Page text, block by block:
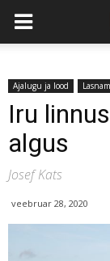
Ajalugu ja lood
Iru
algus
Josef Kats
veebruar 28, 2020